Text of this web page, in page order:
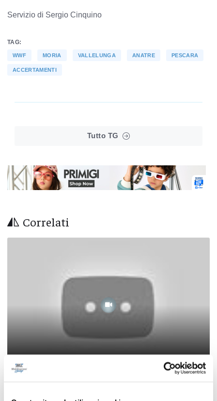
Servizio di Sergio Cinquino
TAG:
WWF MORIA VALLELUNGA ANATRE PESCARA
ACCERTAMENTI
Tutto TG
Correlati
Abruzzo, tredici roghi gestiti dalla protezione
civile: fronte tra Collarmele e Gagliano